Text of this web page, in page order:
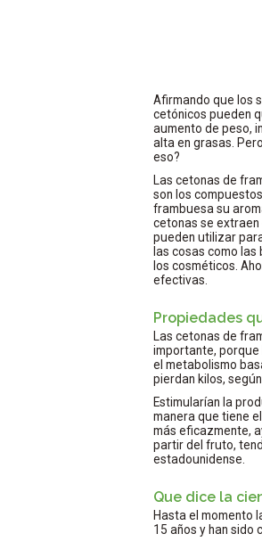
Afirmando que los
cetónicos pueden
aumento de peso,
alta en grasas.
eso?
Las cetonas de
son los
frambuesa su
cetonas se
pueden utilizar
las cosas como
los cosméticos.
efectivas.
Propiedades
Las cetonas de
importante,
el metabolismo
pierdan kilos,
Estimularían la
manera que tiene
más eficazmente,
partir del fruto,
estadounidense.
Que dice la
Hasta el momento
15 años y han sido